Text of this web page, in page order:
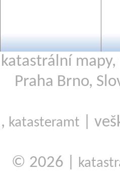
katastrální
Praha Brno,
, katasteramt
|
© 2026 |